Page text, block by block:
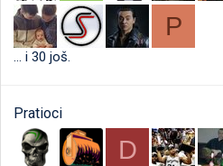
P
... i 30 još.
Pratioci
D